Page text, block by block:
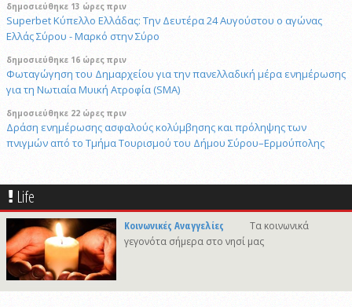
δημοσιεύθηκε 13 ώρες πριν
Superbet Κύπελλο Ελλάδας: Την Δευτέρα 24 Αυγούστου ο αγώνας
Ελλάς Σύρου - Μαρκό στην Σύρο
δημοσιεύθηκε 16 ώρες πριν
Φωταγώγηση του Δημαρχείου για την πανελλαδική μέρα ενημέρωσης
για τη Νωτιαία Μυική Ατροφία (SMA)
δημοσιεύθηκε 22 ώρες πριν
Δράση ενημέρωσης ασφαλούς κολύμβησης και πρόληψης των
πνιγμών από το Τμήμα Τουρισμού του Δήμου Σύρου–Ερμούπολης
4/8/2026 15:20
Στις φυλακές της Χίου οδηγήθηκε ο 41χρονος δράστης του φονικού
στην Άνω Σύρο
δημοσιεύθηκε 16 ώρες πριν
Πρόταση για ονοματοδοσία του κεντρικού παραλιακού δρόμου Λωτού
Life
Κοινωνικές Αναγγελίες
Τα κοινωνικά
γεγονότα σήμερα στο νησί μας